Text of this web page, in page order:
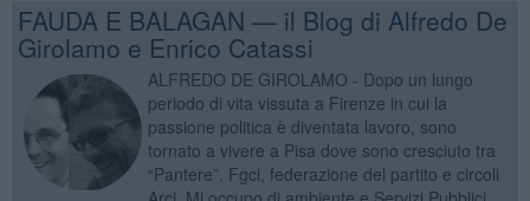
FAUDA E BALAGAN — il Blog di Alfredo De
Girolamo e Enrico Catassi
ALFREDO DE GIROLAMO - Dopo un lungo
periodo di vita vissuta a Firenze in cui la
passione politica è diventata lavoro, sono
tornato a vivere a Pisa dove sono cresciuto tra
“Pantere”, Fgci, federazione del partito e circoli